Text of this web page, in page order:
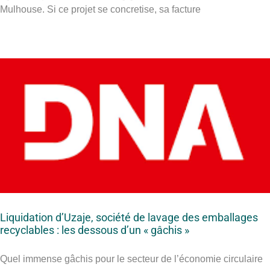
Mulhouse. Si ce projet se concretise, sa facture
Liquidation d’Uzaje, société de lavage des emballages
recyclables : les dessous d’un « gâchis »
Quel immense gâchis pour le secteur de l’économie circulaire